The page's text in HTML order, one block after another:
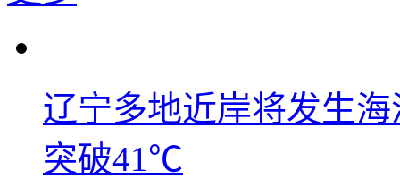
辽宁多地近岸将发生
突破41℃